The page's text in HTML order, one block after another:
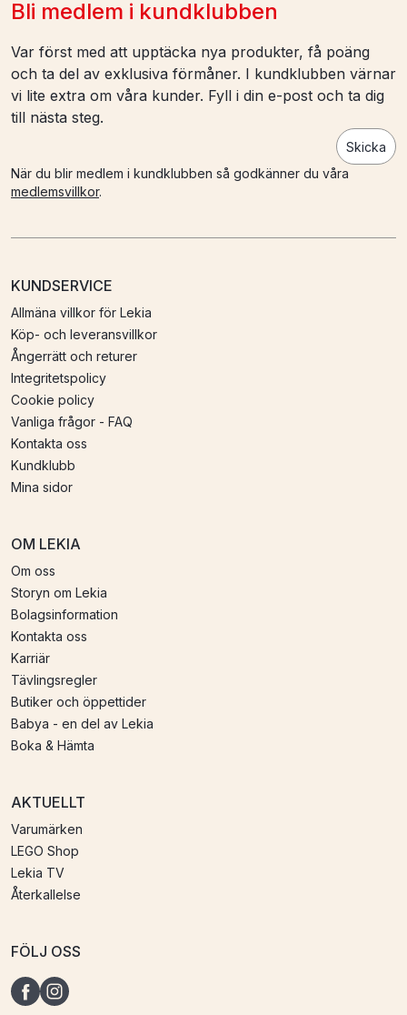
Bli medlem i kundklubben
Var först med att upptäcka nya produkter, få poäng
och ta del av exklusiva förmåner. I kundklubben värnar
vi lite extra om våra kunder. Fyll i din e-post och ta dig
till nästa steg.
Skicka
När du blir medlem i kundklubben så godkänner du våra
medlemsvillkor.
KUNDSERVICE
Allmäna villkor för Lekia
Köp- och leveransvillkor
Ångerrätt och returer
Integritetspolicy
Cookie policy
Vanliga frågor - FAQ
Kontakta oss
Kundklubb
Mina sidor
OM LEKIA
Om oss
Storyn om Lekia
Bolagsinformation
Kontakta oss
Karriär
Tävlingsregler
Butiker och öppettider
Babya - en del av Lekia
Boka & Hämta
AKTUELLT
Varumärken
LEGO Shop
Lekia TV
Återkallelse
FÖLJ OSS